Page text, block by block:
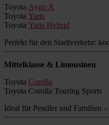
Toyota Aygo X
Toyota Yaris
Toyota Yaris Hybrid
Perfekt für den Stadtverkehr:
Mittelklasse & Limousinen
Toyota Corolla
Toyota Corolla Touring Sports
Ideal für Pendler und Familien